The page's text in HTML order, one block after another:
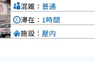
混雑： 普通
滞在： 1時間
施設： 屋内